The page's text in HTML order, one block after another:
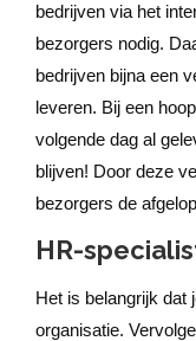
bedrijven via het
bezorgers nodig.
bedrijven bijna een
leveren. Bij een
volgende dag al
blijven! Door deze
bezorgers de
HR-
Het is belangrijk dat
organisatie.